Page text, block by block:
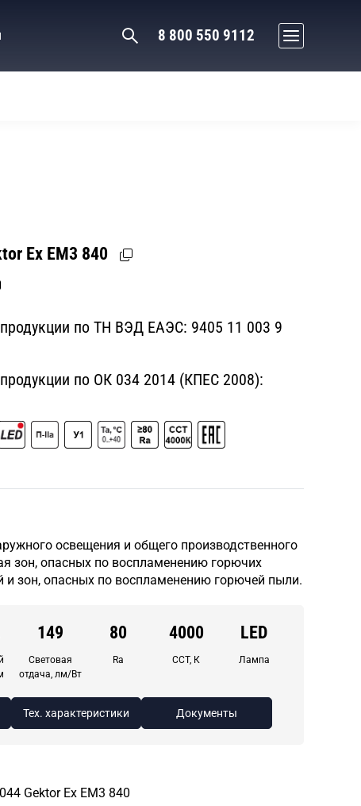
8 800 550 9112
Ex EM3 840
по ТН ВЭД ЕАЭС: 9405 11 003 9
по ОК 034 2014 (КПЕС 2008):
освещения и общего производственного
зон, опасных по воспламенению горючих
и зон, опасных по воспламенению горючей пыли.
149
Световая
отдача, лм/Вт
80
Ra
4000
CCT, К
LED
Лампа
Тех. характеристики Документы
Gektor Ex EM3 840